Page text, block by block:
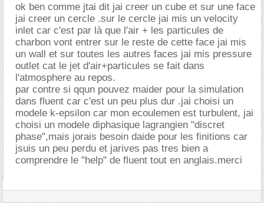
ok ben comme jtai dit jai creer un cube et sur une face
jai creer un cercle .sur le cercle jai mis un velocity
inlet car c'est par là que l'air + les particules de
charbon vont entrer sur le reste de cette face jai mis
un wall et sur toutes les autres faces jai mis pressure
outlet cat le jet d'air+particules se fait dans
l'atmosphere au repos.
par contre si qqun pouvez maider pour la simulation
dans fluent car c'est un peu plus dur .jai choisi un
modele k-epsilon car mon ecoulemen est turbulent, jai
choisi un modele diphasique lagrangien "discret
phase",mais jorais besoin daide pour les finitions car
jsuis un peu perdu et jarives pas tres bien a
comprendre le "help" de fluent tout en anglais.merci